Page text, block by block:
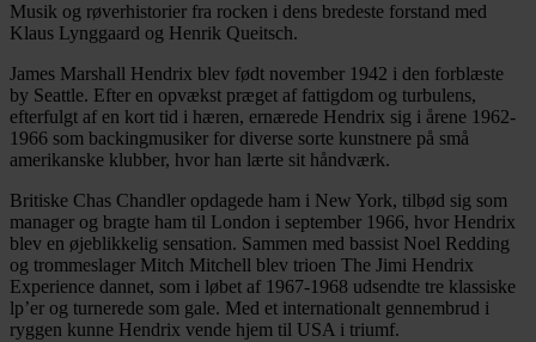
Musik og røverhistorier fra rocken i dens bredeste forstand med
Klaus Lynggaard og Henrik Queitsch.
Facebook
Twitter
LinkedIn
Email
James Marshall Hendrix blev født november 1942 i den forblæste
by Seattle. Efter en opvækst præget af fattigdom og turbulens,
efterfulgt af en kort tid i hæren, ernærede Hendrix sig i årene 1962-
1966 som backingmusiker for diverse sorte kunstnere på små
amerikanske klubber, hvor han lærte sit håndværk.
Britiske Chas Chandler opdagede ham i New York, tilbød sig som
manager og bragte ham til London i september 1966, hvor Hendrix
blev en øjeblikkelig sensation. Sammen med bassist Noel Redding
og trommeslager Mitch Mitchell blev trioen The Jimi Hendrix
Experience dannet, som i løbet af 1967-1968 udsendte tre klassiske
lp’er og turnerede som gale. Med et internationalt gennembrud i
ryggen kunne Hendrix vende hjem til USA i triumf.